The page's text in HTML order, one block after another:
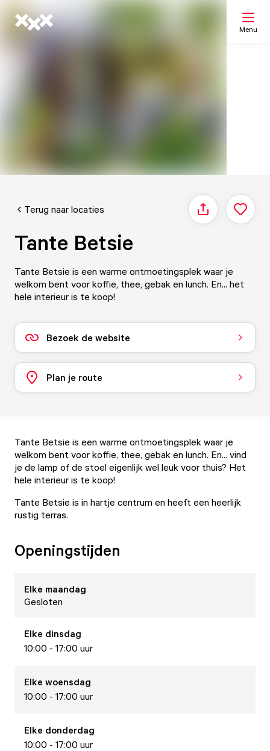
Menu
Terug naar locaties Delen
Tante Betsie
Tante Betsie is een warme ontmoetingsplek waar je
welkom bent voor koffie, thee, gebak en lunch. En... het
hele interieur is te koop!
Bezoek de website
Plan je route
Tante Betsie is een warme ontmoetingsplek waar je
welkom bent voor koffie, thee, gebak en lunch. En... vind
je de lamp of de stoel eigenlijk wel leuk voor thuis? Het
hele interieur is te koop!
Tante Betsie is in hartje centrum en heeft een heerlijk
rustig terras.
Openingstijden
Elke maandag
Gesloten
Elke dinsdag
10:00 - 17:00 uur
Elke woensdag
10:00 - 17:00 uur
Elke donderdag
10:00 - 17:00 uur